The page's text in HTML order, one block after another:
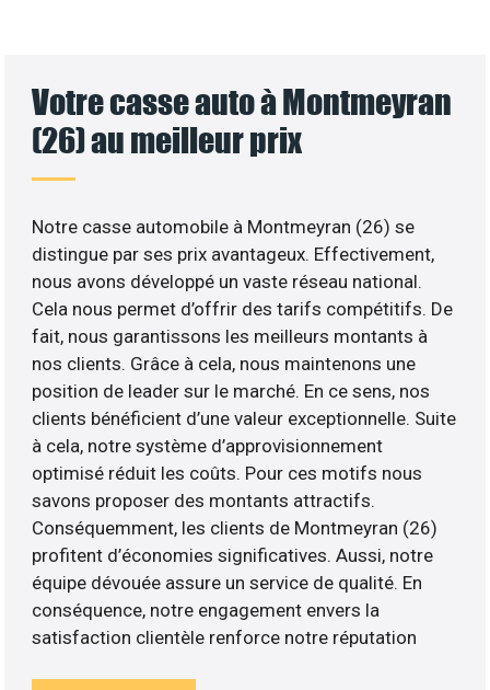
Votre casse auto à Montmeyran
(26) au meilleur prix
Notre casse automobile à Montmeyran (26) se
distingue par ses prix avantageux. Effectivement,
nous avons développé un vaste réseau national.
Cela nous permet d’offrir des tarifs compétitifs. De
fait, nous garantissons les meilleurs montants à
nos clients. Grâce à cela, nous maintenons une
position de leader sur le marché. En ce sens, nos
clients bénéficient d’une valeur exceptionnelle. Suite
à cela, notre système d’approvisionnement
optimisé réduit les coûts. Pour ces motifs nous
savons proposer des montants attractifs.
Conséquemment, les clients de Montmeyran (26)
profitent d’économies significatives. Aussi, notre
équipe dévouée assure un service de qualité. En
conséquence, notre engagement envers la
satisfaction clientèle renforce notre réputation